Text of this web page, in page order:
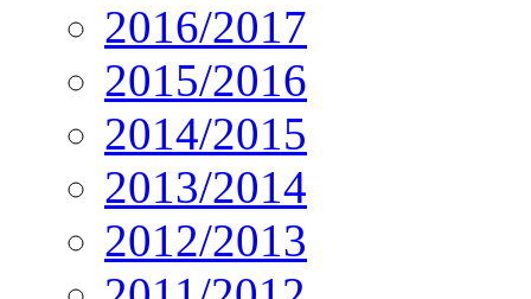
2016/2017
2015/2016
2014/2015
2013/2014
2012/2013